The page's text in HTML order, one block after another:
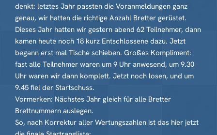
denkt: letztes Jahr passten die Voranmeldungen ganz
genau, wir hatten die richtige Anzahl Bretter gerüstet.
Dieses Jahr hatten wir gestern abend 62 Teilnehmer, dann
kamen heute noch 18 kurz Entschlossene dazu. Jetzt
begann erst mal Tische schieben. Großes Kompliment:
fast alle Teilnehmer waren um 9 Uhr anwesend, um 9.30
Uhr waren wir dann komplett. Jetzt noch losen, und um
9.45 fiel der Startschuss.
Vormerken: Nächstes Jahr gleich für alle Bretter
Brettnummern auslegen.
So, nach Korrektur aller Wertungszahlen ist das hier jetzt